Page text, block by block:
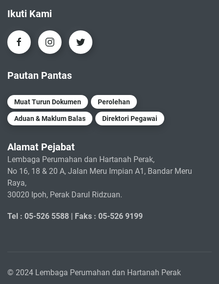
Ikuti Kami
Pautan Pantas
Muat Turun Dokumen Perolehan
Aduan & Maklum Balas Direktori Pegawai
Alamat Pejabat
Lembaga Perumahan dan Hartanah Perak,
No 16, 18 & 20 A, Jalan Meru Impian A1, Bandar Meru
Raya,
30020 Ipoh, Perak Darul Ridzuan.
Tel : 05-526 5588 | Faks : 05-526 9199
© 2024 Lembaga Perumahan dan Hartanah Perak